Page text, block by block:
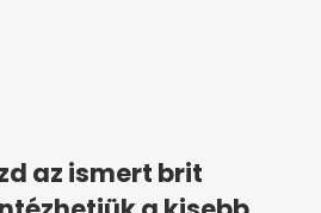
az ismert brit